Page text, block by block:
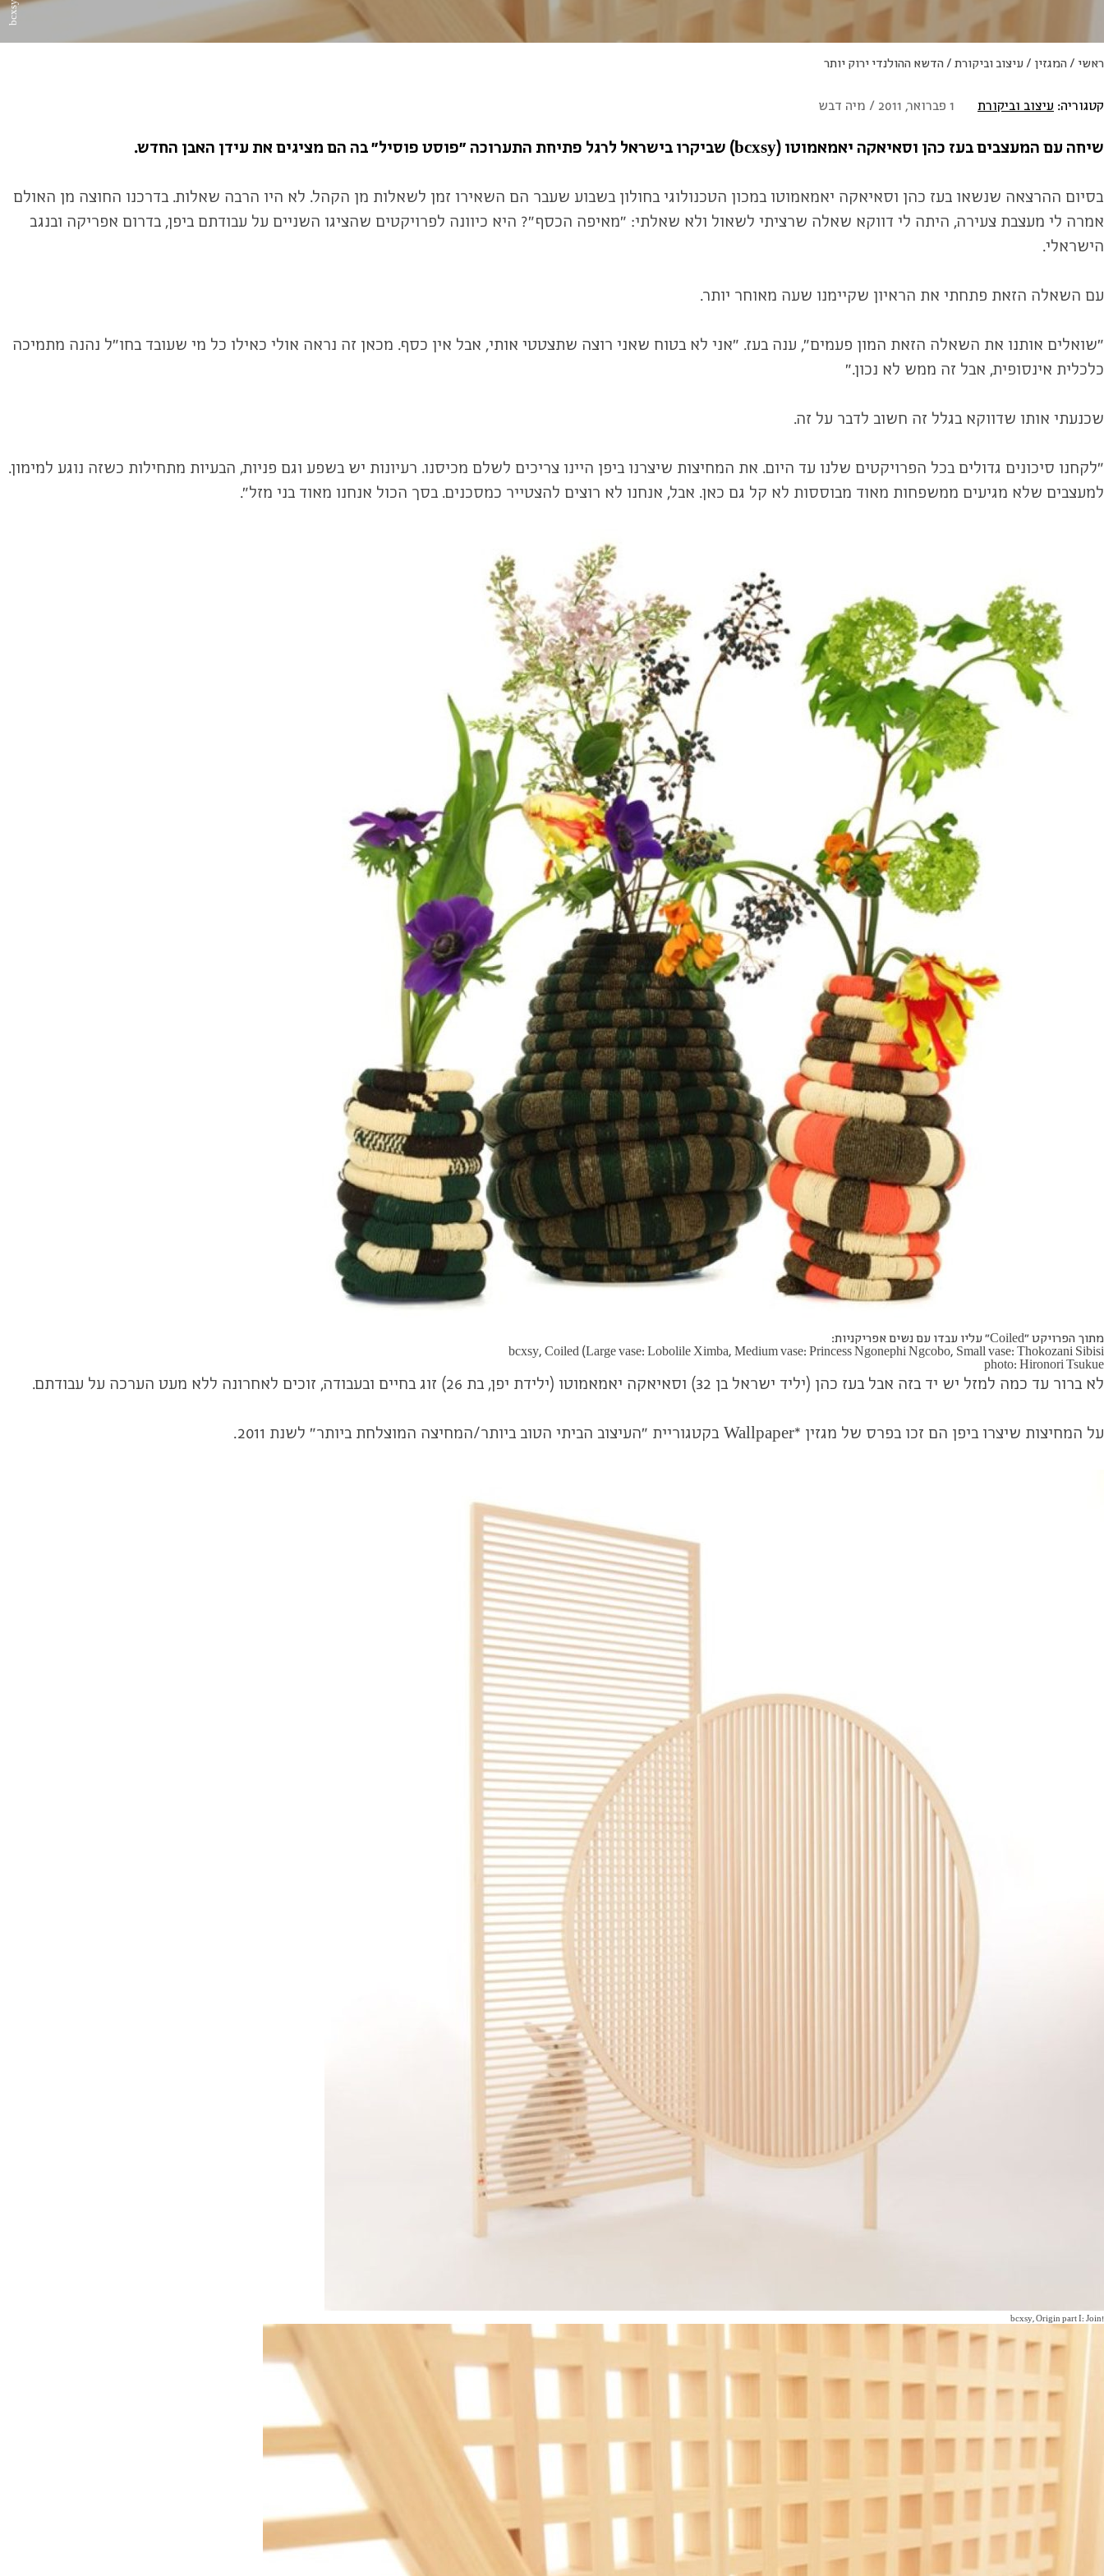
ראשי /המגזין /עיצוב וביקורת /הדשא ההולנדי ירוק יותר
קטגוריה: עיצוב וביקורת 1 פברואר, 2011 / מיה דבש
שיחה עם המעצבים בעז כהן וסאיאקה יאמאמוטו (bcxsy) שביקרו בישראל לרגל פתיחת התערוכה " פוסט פוסיל" בה הם מציגים את עידן האבן החדש.
בסיום ההרצאה שנשאו בעז כהן וסאיאקה יאמאמוטו במכון הטכנולוגי בחולון בשבוע שעבר הם השאירו זמן לשאלות מן הקהל. לא היו הרבה שאלות. בדרכנו החוצה מן האולם
אמרה לי מעצבת צעירה, היתה לי דווקא שאלה שרציתי לשאול ולא שאלתי: "מאיפה הכסף"? היא כיוונה לפרויקטים שהציגו השניים על עבודתם ביפן, בדרום אפריקה ובנגב
הישראלי.
עם השאלה הזאת פתחתי את הראיון שקיימנו שעה מאוחר יותר.
"שואלים אותנו את השאלה הזאת המון פעמים", ענה בעז. "אני לא בטוח שאני רוצה שתצטטי אותי, אבל אין כסף. מכאן זה נראה אולי כאילו כל מי שעובד בחו"ל נהנה מתמיכה
כלכלית אינסופית, אבל זה ממש לא נכון."
שכנעתי אותו שדווקא בגלל זה חשוב לדבר על זה.
"לקחנו סיכונים גדולים בכל הפרויקטים שלנו עד היום. את המחיצות שיצרנו ביפן היינו צריכים לשלם מכיסנו. רעיונות יש בשפע וגם פניות, הבעיות מתחילות כשזה נוגע למימון.
למעצבים שלא מגיעים ממשפחות מאוד מבוססות לא קל גם כאן. אבל, אנחנו לא רוצים להצטייר כמסכנים. בסך הכול אנחנו מאוד בני מזל".
מתוך הפרויקט "Coiled" עליו עבדו עם נשים אפריקניות:
bcxsy, Coiled (Large vase: Lobolile Ximba, Medium vase: Princess Ngonephi Ngcobo, Small vase: Thokozani Sibisi
photo: Hironori Tsukue
לא ברור עד כמה למזל יש יד בזה אבל בעז כהן (יליד ישראל בן 32) וסאיאקה יאמאמוטו (ילידת יפן, בת 26) זוג בחיים ובעבודה, זוכים לאחרונה ללא מעט הערכה על עבודתם.
על המחיצות שיצרו ביפן הם זכו בפרס של מגזין *Wallpaper בקטגוריית "העיצוב הביתי הטוב ביותר/המחיצה המוצלחת ביותר" לשנת 2011.
!bcxsy, Origin part I: Join